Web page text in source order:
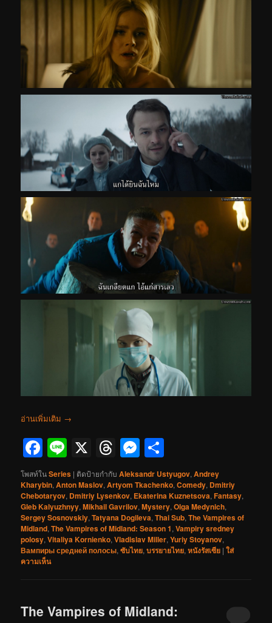
อ่านเพิ่มเติม →
Facebook
Line
X Threads
Messenger
โพสท์ในSeries | ติดป้ายกำกับ Aleksandr Ustyugov,Andrey
Kharybin,Anton Maslov,Artyom Tkachenko,Comedy, Dmitriy
Chebotaryov, Dmitriy Lysenkov, Ekaterina Kuznetsova,Fantasy,
Gleb Kalyuzhnyy,Mikhail Gavrilov,Mystery,Olga Medynich,
Sergey Sosnovskiy,Tatyana Dogileva,Thai Sub,The Vampires of
Midland,The Vampires of Midland: Season 1,Vampiry sredney
polosy,Vitaliya Kornienko,Vladislav Miller,Yuriy Stoyanov,
Вампиры средней полосы,ซับไทย,บรรยายไทย,หนังรัสเซีย |ใส่
ความเห็น
The Vampires of Midland: